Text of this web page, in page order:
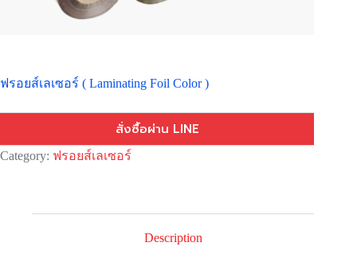
ฟรอยส์เลเซอร์ ( Laminating Foil Color )
สั่งซื้อผ่าน LINE
Category: ฟรอยส์เลเซอร์
Description